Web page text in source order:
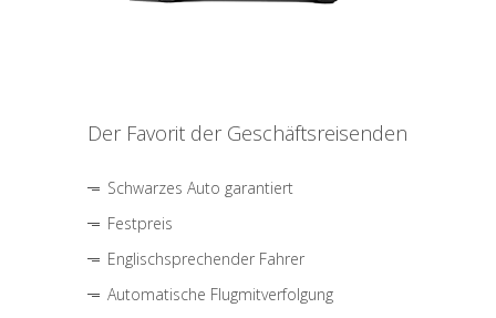
Der Favorit der Geschäftsreisenden
Schwarzes Auto garantiert
Festpreis
Englischsprechender Fahrer
Automatische Flugmitverfolgung